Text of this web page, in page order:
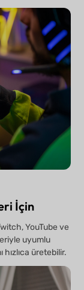
İçin
YouTube ve
uyumlu
hızlıca üretebilir.